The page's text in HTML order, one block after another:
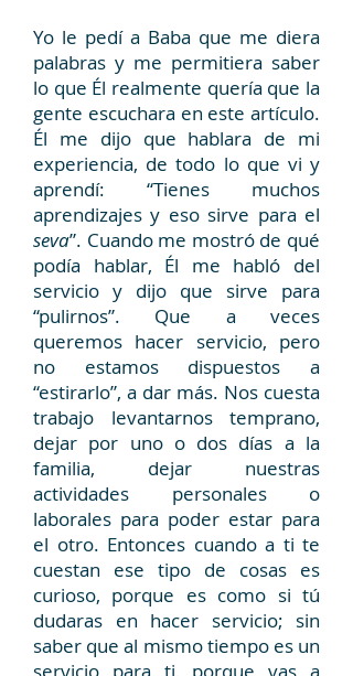
Yo le pedí a Baba que me diera
palabras y me permitiera saber
lo que Él realmente quería que la
gente escuchara en este artículo.
Él me dijo que hablara de mi
experiencia, de todo lo que vi y
aprendí: “Tienes muchos
aprendizajes y eso sirve para el
seva”. Cuando me mostró de qué
podía hablar, Él me habló del
servicio y dijo que sirve para
“pulirnos”. Que a veces
queremos hacer servicio, pero
no estamos dispuestos a
“estirarlo”, a dar más. Nos cuesta
trabajo levantarnos temprano,
dejar por uno o dos días a la
familia, dejar nuestras
actividades personales o
laborales para poder estar para
el otro. Entonces cuando a ti te
cuestan ese tipo de cosas es
curioso, porque es como si tú
dudaras en hacer servicio; sin
saber que al mismo tiempo es un